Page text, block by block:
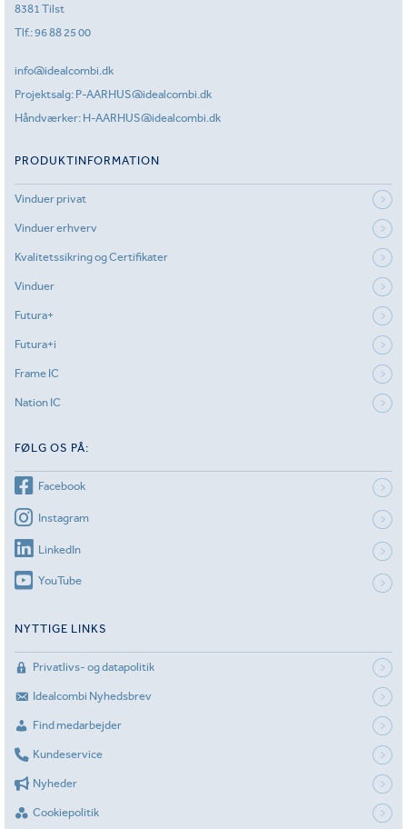
8381 Tilst
Tlf.:96 88 25 00
info@idealcombi.dk
Projektsalg: P-AARHUS@idealcombi.dk
Håndværker: H-AARHUS@idealcombi.dk
PRODUKTINFORMATION
Vinduer privat
Vinduer erhverv
Kvalitetssikring og Certifikater
Vinduer
Futura+
Futura+i
Frame IC
Nation IC
FØLG OS PÅ:
Facebook
Instagram
LinkedIn
YouTube
NYTTIGE LINKS
Privatlivs- og datapolitik
Idealcombi Nyhedsbrev
Find medarbejder
Kundeservice
Nyheder
Cookiepolitik